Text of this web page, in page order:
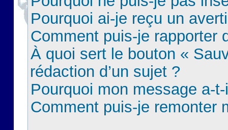
Pourquoi ai-je reçu un
Comment puis-je rapporter
À quoi sert le bouton «
rédaction d’un sujet ?
Pourquoi mon message a-
Comment puis-je remonter